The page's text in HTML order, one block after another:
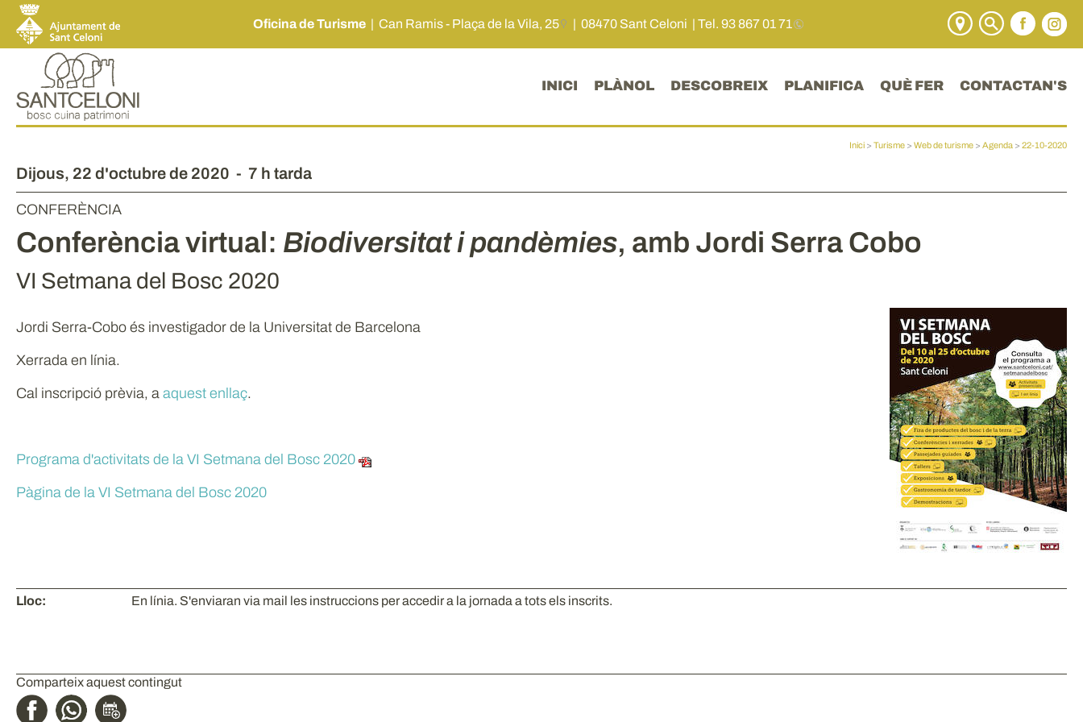
Oficina de Turisme | Can Ramis - Plaça de la Vila, 25 | 08470 Sant Celoni | Tel. 93 867 01 71
INICI PLÀNOL DESCOBREIX PLANIFICA QUÈ FER CONTACTAN'S
Inici > Turisme > Web de turisme > Agenda > 22-10-2020
Dijous, 22 d'octubrede 2020 - 7 h tarda
CONFERÈNCIA
Conferència virtual: Biodiversitat i pandèmies, amb Jordi Serra Cobo
VI Setmana del Bosc 2020
Jordi Serra-Cobo és investigador de la Universitat de Barcelona
Xerrada en línia.
Cal inscripció prèvia, a aquest enllaç.
Programa d'activitats de la VI Setmana del Bosc 2020
Pàgina de la VI Setmana del Bosc 2020
Lloc: En línia. S'enviaran via mail les instruccions per accedir a la jornada a tots els inscrits.
Comparteix aquest contingut